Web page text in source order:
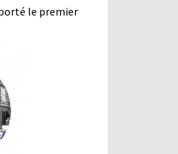
le premier